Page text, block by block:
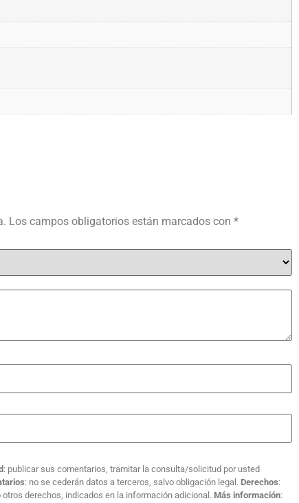
Los campos obligatorios están marcados con *
: publicar sus comentarios, tramitar la consulta/solicitud por usted
: no se cederán datos a terceros, salvo obligación legal. Derechos:
derechos, indicados en la información adicional. Más información: